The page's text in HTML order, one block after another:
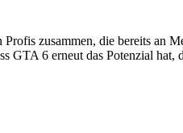
zusammen, die bereits an
GTA 6 erneut das Potenzial